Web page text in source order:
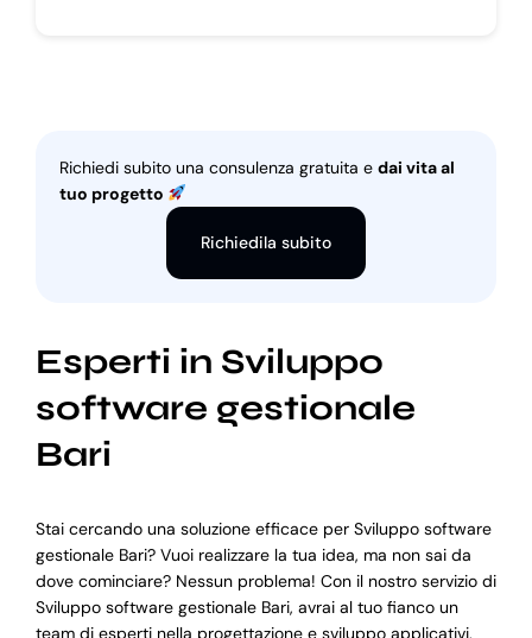
Richiedi subito una consulenza gratuita e dai vita al
tuo progetto
Richiedila subito
Esperti in Sviluppo
software gestionale
Bari
Stai cercando una soluzione efficace per Sviluppo software
gestionale Bari? Vuoi realizzare la tua idea, ma non sai da
dove cominciare? Nessun problema! Con il nostro servizio di
Sviluppo software gestionale Bari, avrai al tuo fianco un
team di esperti nella progettazione e sviluppo applicativi,